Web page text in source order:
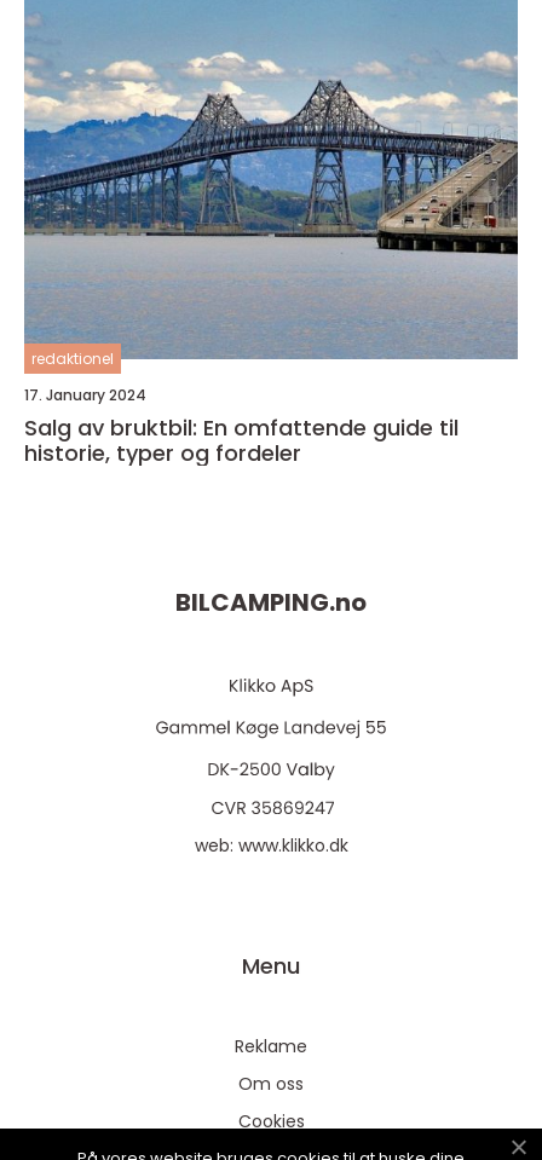
redaktionel
17. January 2024
Salg av bruktbil: En omfattende guide til
historie, typer og fordeler
BILCAMPING.no
web: www.klikko.dk
Menu
Reklame
Om oss
Cookies